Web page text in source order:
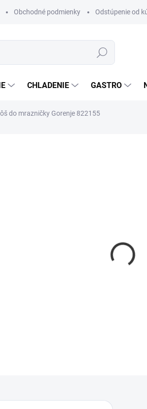
Obchodné podmienky Odstúpenie od
Hľadať
CHLADENIE GASTRO
do mrazničky Gorenje 822155